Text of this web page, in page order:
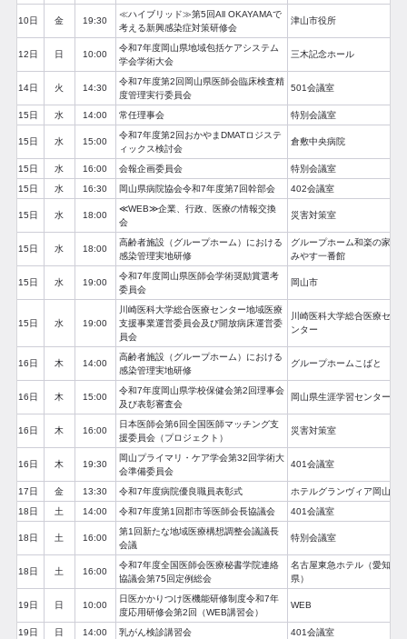
10日 金 19:30
≪ハイブリッド≫第5回All OKAYAMAで
考える新興感染症対策研修会
津山市役所
12日 日 10:00
令和7年度岡山県地域包括ケアシステム
学会学術大会
三木記念ホール
14日 火 14:30
令和7年度第2回岡山県医師会臨床検査精
度管理実行委員会
501会議室
15日 水 14:00 常任理事会 特別会議室
15日 水 15:00
令和7年度第2回おかやまDMATロジステ
ィックス検討会
倉敷中央病院
15日 水 16:00 会報企画委員会
特別会議室
15日
水 16:30 岡山県病院協会令和7年度第7回幹部会 402会議室
15日 水 18:00
≪WEB≫企業、行政、医療の情報交換
会
災害対策室
15日 水 18:00
高齢者施設（グループホーム）における
感染管理実地研修
グループホーム和楽の家
みやす一番館
15日 水 19:00
令和7年度岡山県医師会学術奨励賞選考
委員会
岡山市
15日 水 19:00
川崎医科大学総合医療センター地域医療
支援事業運営委員会及び開放病床運営委
員会
川崎医科大学総合医療セ
ンター
16日 木 14:00
高齢者施設（グループホーム）における
感染管理実地研修
グループホームこばと
16日 木 15:00
令和7年度岡山県学校保健会第2回理事会
及び表彰審査会
岡山県生涯学習センター
16日 木 16:00
日本医師会第6回全国医師マッチング支
援委員会（プロジェクト）
災害対策室
16日 木 19:30
岡山プライマリ・ケア学会第32回学術大
会準備委員会
401会議室
17日 金 13:30 令和7年度病院優良職員表彰式
ホテルグランヴィア岡山
18日
土 14:00 令和7年度第1回郡市等医師会長協議会 401会議室
18日 土 16:00
第1回新たな地域医療構想調整会議議長
会議
特別会議室
18日 土 16:00
令和7年度全国医師会医療秘書学院連絡
協議会第75回定例総会
名古屋東急ホテル（愛知
県）
19日 日 10:00
日医かかりつけ医機能研修制度令和7年
度応用研修会第2回（WEB講習会）
WEB
19日 日 14:00 乳がん検診講習会 401会議室